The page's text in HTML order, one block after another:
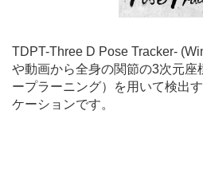
TDPT-Three D Pose Tracker-
や動画から全身の関節の3次元座
ープラーニング）を用いて検出
ケーションです。